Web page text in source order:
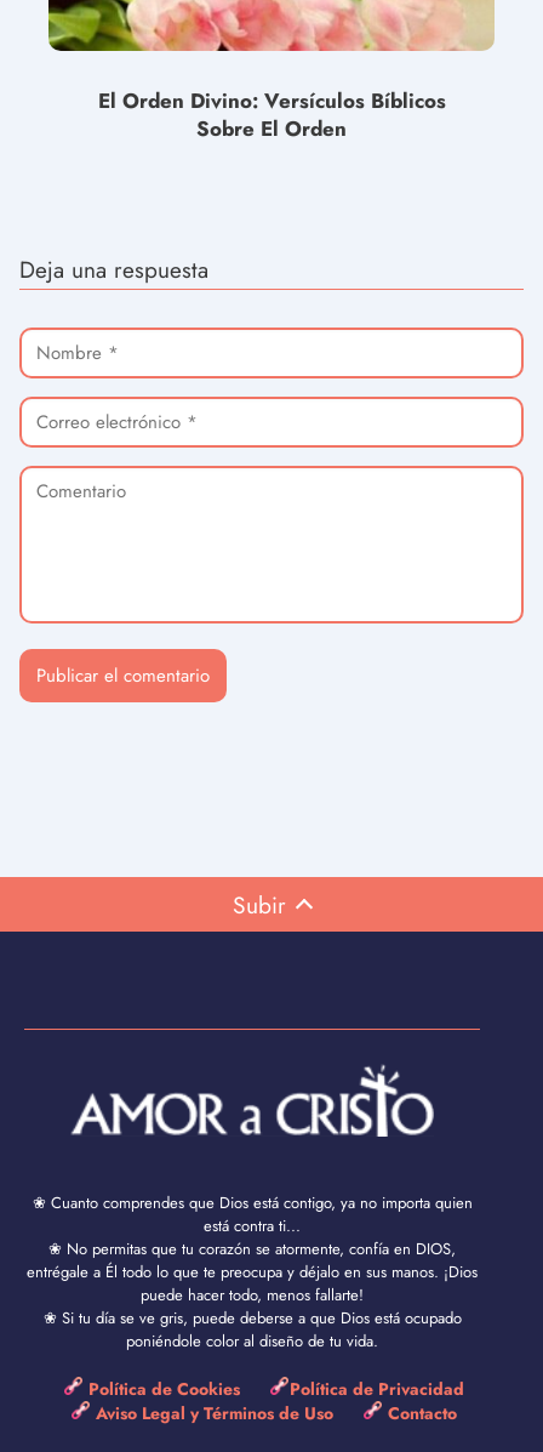
El Orden Divino: Versículos Bíblicos
Sobre El Orden
Deja una respuesta
Subir
❀ Cuanto comprendes que Dios está contigo, ya no importa quien
está contra ti...
❀ No permitas que tu corazón se atormente, confía en DIOS,
entrégale a Él todo lo que te preocupa y déjalo en sus manos. ¡Dios
puede hacer todo, menos fallarte!
❀ Si tu día se ve gris, puede deberse a que Dios está ocupado
poniéndole color al diseño de tu vida.
Política de Cookies
Política de Privacidad
Aviso Legal y Términos de Uso
Contacto